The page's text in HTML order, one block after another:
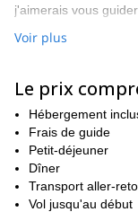
j'aimerais vous
Ce sera un
Expérience
seulement 4
Les plus
Vues uniques sur
À l'ouest de Senja se
Mefjordvær. C'est un
Voir plus
Le prix
Hébergement
Frais de guide
Petit-déjeuner
Dîner
Transport aller-
Vol jusqu'au début